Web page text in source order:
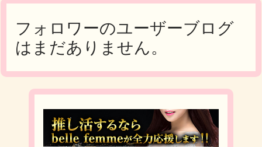
フォロワーのユーザーブログ
はまだありません。